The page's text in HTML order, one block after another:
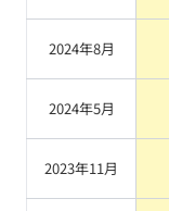
2024年8月
2024年5月
2023年11月